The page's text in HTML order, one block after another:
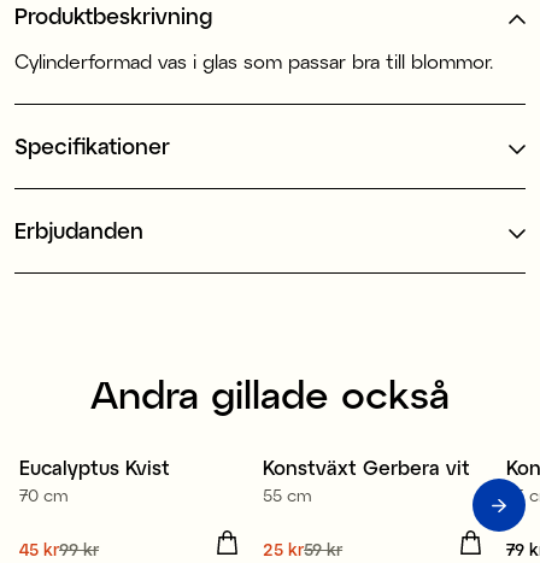
Produktbeskrivning
Cylinderformad vas i glas som passar bra till blommor.
Specifikationer
Erbjudanden
Andra gillade också
Sale
Eucalyptus Kvist
70 cm
Nuvarande pris
45 kr99 kr
Sale
Konstväxt Gerbera vit
55 cm
Nuvarande pris
25 kr59 kr
75
Pris
79